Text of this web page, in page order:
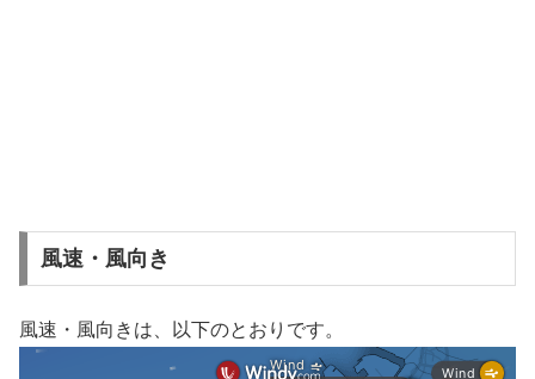
風速・風向き
風速・風向きは、以下のとおりです。